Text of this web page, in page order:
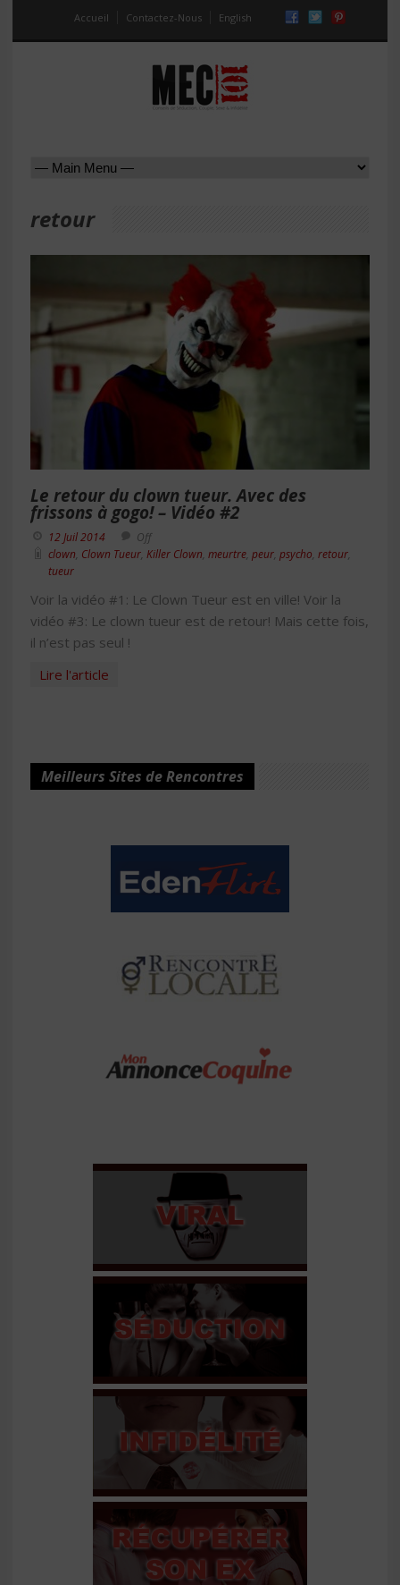
Accueil Contactez-Nous English
retour
Le retour du clown tueur. Avec des
frissons à gogo! – Vidéo #2
12 Juil 2014
Off
clown Clown Tueur Killer Clown meurtre peur psycho retour
tueur
Voir la vidéo #1: Le Clown Tueur est en ville! Voir la
vidéo #3: Le clown tueur est de retour! Mais cette fois,
il n’est pas seul !
Lire l'article
Meilleurs Sites de Rencontres